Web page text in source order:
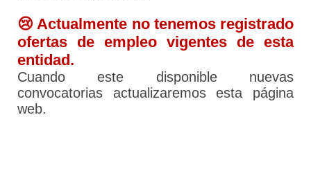
😢 Actualmente no tenemos registrado
ofertas de empleo vigentes de esta
entidad.
Cuando este disponible nuevas
convocatorias actualizaremos esta página
web.